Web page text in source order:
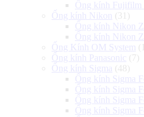
Ống kính Fujifilm
Ống kính Nikon
(31)
Ống kính Nikon Z
Ống kính Nikon
Ống Kính OM System
Ống kính Panasonic (7)
Ống kính Sigma (48)
Ống kính Sigma
Ống kính Sigma
Ống kính Sigma
Ống kính Sigma